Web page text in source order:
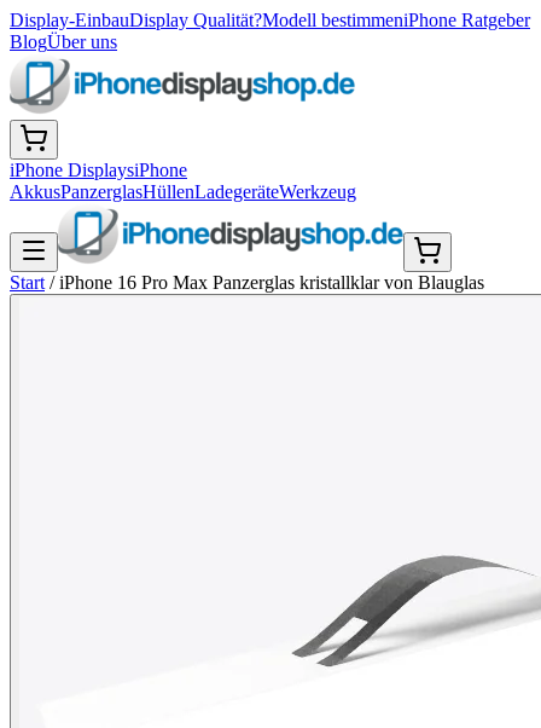
Display-EinbauDisplay Qualität?Modell bestimmeniPhone Ratgeber
BlogÜber uns
iPhone DisplaysiPhone
AkkusPanzerglasHüllenLadegeräteWerkzeug
Start /iPhone 16 Pro Max Panzerglas kristallklar von Blauglas